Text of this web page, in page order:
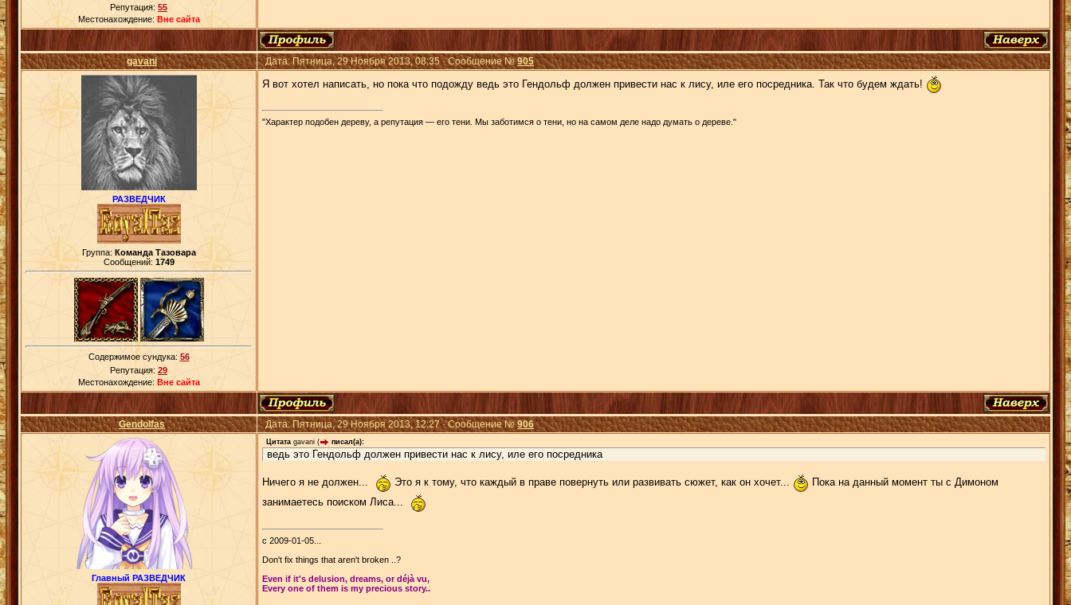
Репутация: 55
Местонахождение: Вне сайта
gavani Дата: Пятница, 29 Ноября 2013, 08:35 · Сообщение №905
РАЗВЕДЧИК
Группа: Команда Тазовара
Сообщений: 1749
Содержимое сундука: 56
Репутация: 29
Местонахождение: Вне сайта
Я вот хотел написать, но пока что подожду ведь это Гендольф должен привести нас к лису, иле его посредника. Так что будем ждать!
"Характер подобен дереву, а репутация — его тени. Мы заботимся о тени, но на самом деле надо думать о дереве."
Gendolfas Дата: Пятница, 29 Ноября 2013, 12:27 · Сообщение №906
Главный РАЗВЕДЧИК
Цитата gavani ( писал(а):
ведь это Гендольф должен привести нас к лису, иле его посредника
Ничего я не должен... Это я к тому, что каждый в праве повернуть или развивать сюжет, как он хочет...
Пока на данный момент ты с Димоном
занимаетесь поиском Лиса...
с 2009-01-05...
Don't fix things that aren't broken ..?
Even if it's delusion, dreams, or déjà vu,
Every one of them is my precious story..